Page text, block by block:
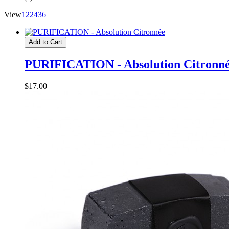
View122436
Add to Cart
PURIFICATION - Absolution
$17.00